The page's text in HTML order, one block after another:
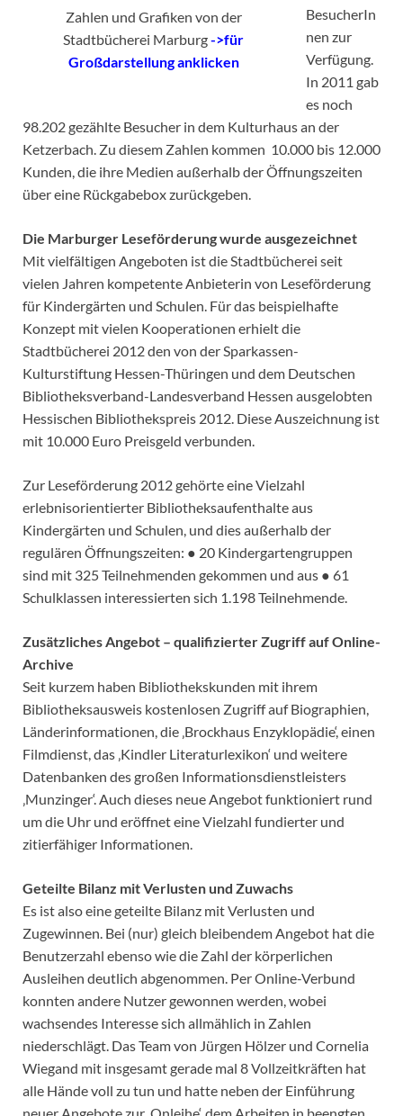
Zahlen und Grafiken von der
Stadtbücherei Marburg->für
Großdarstellung anklicken
BesucherIn
nen zur
Verfügung.
In 2011 gab
es noch
98.202 gezählte Besucher in dem Kulturhaus an der
Ketzerbach. Zu diesem Zahlen kommen 10.000 bis 12.000
Kunden, die ihre Medien außerhalb der Öffnungszeiten
über eine Rückgabebox zurückgeben.
Die Marburger Leseförderung wurde ausgezeichnet
Mit vielfältigen Angeboten ist die Stadtbücherei seit
vielen Jahren kompetente Anbieterin von Leseförderung
für Kindergärten und Schulen. Für das beispielhafte
Konzept mit vielen Kooperationen erhielt die
Stadtbücherei 2012 den von der Sparkassen-
Kulturstiftung Hessen-Thüringen und dem Deutschen
Bibliotheksverband-Landesverband Hessen ausgelobten
Hessischen Bibliothekspreis 2012. Diese Auszeichnung ist
mit 10.000 Euro Preisgeld verbunden.
Zur Leseförderung 2012 gehörte eine Vielzahl
erlebnisorientierter Bibliotheksaufenthalte aus
Kindergärten und Schulen, und dies außerhalb der
regulären Öffnungszeiten: ● 20 Kindergartengruppen
sind mit 325 Teilnehmenden gekommen und aus ● 61
Schulklassen interessierten sich 1.198 Teilnehmende.
Zusätzliches Angebot – qualifizierter Zugriff auf Online-
Archive
Seit kurzem haben Bibliothekskunden mit ihrem
Bibliotheksausweis kostenlosen Zugriff auf Biographien,
Länderinformationen, die ‚Brockhaus Enzyklopädie‘, einen
Filmdienst, das ‚Kindler Literaturlexikon‘ und weitere
Datenbanken des großen Informationsdienstleisters
‚Munzinger‘. Auch dieses neue Angebot funktioniert rund
um die Uhr und eröffnet eine Vielzahl fundierter und
zitierfähiger Informationen.
Geteilte Bilanz mit Verlusten und Zuwachs
Es ist also eine geteilte Bilanz mit Verlusten und
Zugewinnen. Bei (nur) gleich bleibendem Angebot hat die
Benutzerzahl ebenso wie die Zahl der körperlichen
Ausleihen deutlich abgenommen. Per Online-Verbund
konnten andere Nutzer gewonnen werden, wobei
wachsendes Interesse sich allmählich in Zahlen
niederschlägt. Das Team von Jürgen Hölzer und Cornelia
Wiegand mit insgesamt gerade mal 8 Vollzeitkräften hat
alle Hände voll zu tun und hatte neben der Einführung
neuer Angebote zur ‚Onleihe‘, dem Arbeiten in beengten